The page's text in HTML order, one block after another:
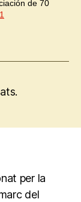
de 70
per la
del